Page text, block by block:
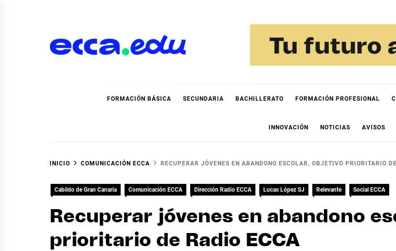
FORMACIÓN BÁSICA SECUNDARIA BACHILLERATO FORMACIÓN PROFESIONAL
INNOVACIÓN NOTICIAS AVISOS
INICIO COMUNICACIÓN ECCA RECUPERAR JÓVENES EN ABANDONO ESCOLAR, OBJETIVO PRIORITARIO
Cabildo de Gran Canaria Comunicación ECCA Dirección Radio ECCA Lucas López SJ Relevante Social ECCA
Recuperar jóvenes en abandono
prioritario de Radio ECCA